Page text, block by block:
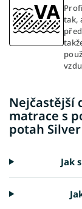
tak,
Nejčastější
matrace s
potah Silver
Jak